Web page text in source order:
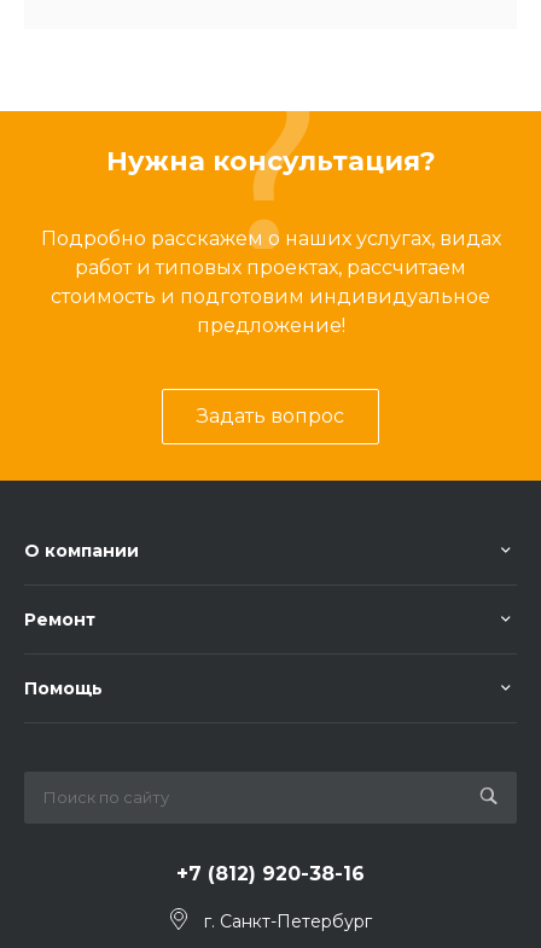
Нужна консультация?
Подробно расскажем о наших услугах, видах
работ и типовых проектах, рассчитаем
стоимость и подготовим индивидуальное
предложение!
Задать вопрос
О компании
Ремонт
Помощь
+7 (812) 920-38-16
г. Санкт-Петербург